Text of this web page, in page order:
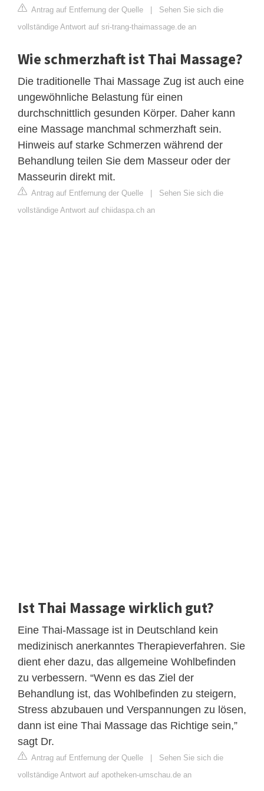
Antrag auf Entfernung der Quelle | Sehen Sie sich die
vollständige Antwort auf sri-trang-thaimassage.de an
Wie schmerzhaft ist Thai Massage?
Die traditionelle Thai Massage Zug ist auch eine
ungewöhnliche Belastung für einen
durchschnittlich gesunden Körper. Daher kann
eine Massage manchmal schmerzhaft sein.
Hinweis auf starke Schmerzen während der
Behandlung teilen Sie dem Masseur oder der
Masseurin direkt mit.
Antrag auf Entfernung der Quelle | Sehen Sie sich die
vollständige Antwort auf chiidaspa.ch an
Ist Thai Massage wirklich gut?
Eine Thai-Massage ist in Deutschland kein
medizinisch anerkanntes Therapieverfahren. Sie
dient eher dazu, das allgemeine Wohlbefinden
zu verbessern. “Wenn es das Ziel der
Behandlung ist, das Wohlbefinden zu steigern,
Stress abzubauen und Verspannungen zu lösen,
dann ist eine Thai Massage das Richtige sein,”
sagt Dr.
Antrag auf Entfernung der Quelle | Sehen Sie sich die
vollständige Antwort auf apotheken-umschau.de an